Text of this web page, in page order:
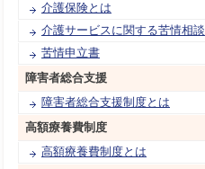
介護保険とは
介護サービスに関する苦情相談
苦情申立書
障害者総合支援
障害者総合支援制度とは
高額療養費制度
高額療養費制度とは